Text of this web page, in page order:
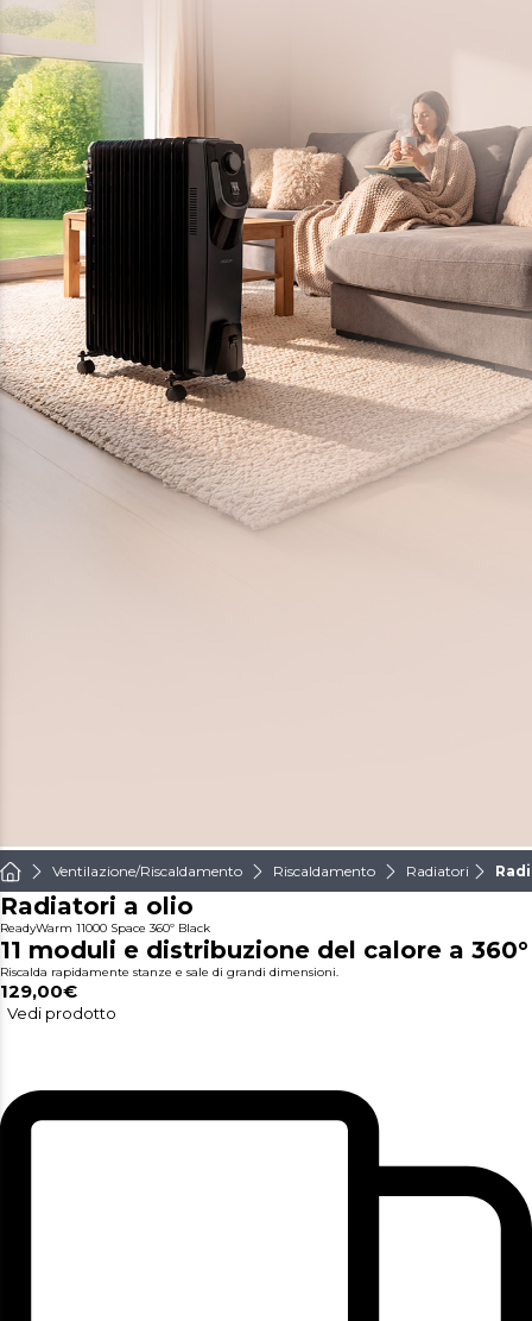
Ventilazione/Riscaldamento Riscaldamento Radiatori
Radiatori a olio
ReadyWarm 11000 Space 360º Black
11 moduli e distribuzione del calore a 360°
Riscalda rapidamente stanze e sale di grandi dimensioni.
129,00€
Vedi prodotto